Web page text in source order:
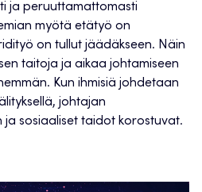
ja peruuttamattomasti
myötä etätyö on
on tullut jäädäkseen. Näin
taitoja ja aikaa johtamiseen
Kun ihmisiä johdetaan
johtajan
ja sosiaaliset taidot korostuvat.